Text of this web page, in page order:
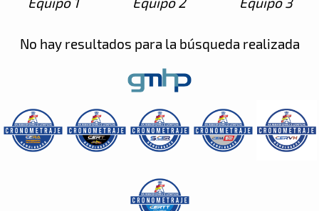
No hay resultados para la búsqueda realizada